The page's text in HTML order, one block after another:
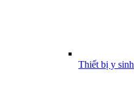
Thiết bị y sinh